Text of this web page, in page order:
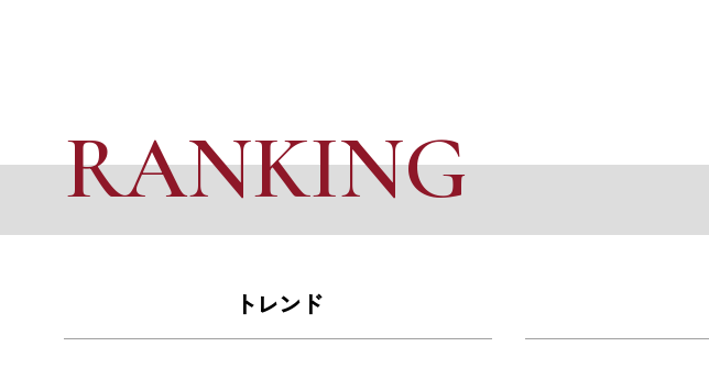
RANKING
トレンド